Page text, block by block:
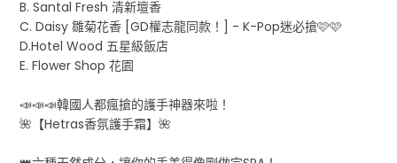
B. Santal Fresh 清新壇香
C. Daisy 雛菊花香 [GD權志龍同款！] - K-Pop迷必搶🩷🩷
D.Hotel Wood 五星級飯店
E. Flower Shop 花園
📣📣📣韓國人都瘋搶的護手神器來啦！
🌺【Hetras香氛護手霜】🌺